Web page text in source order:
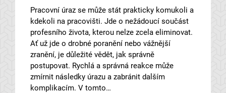
Pracovní úraz se může stát prakticky komukoli a
kdekoli na pracovišti. Jde o nežádoucí součást
profesního života, kterou nelze zcela eliminovat.
Ať už jde o drobné poranění nebo vážnější
zranění, je důležité vědět, jak správně
postupovat. Rychlá a správná reakce může
zmírnit následky úrazu a zabránit dalším
komplikacím. V tomto…